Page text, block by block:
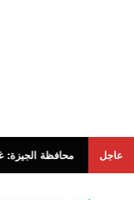
عاجلالجيزة: غلق جزئى لشارع جامعة